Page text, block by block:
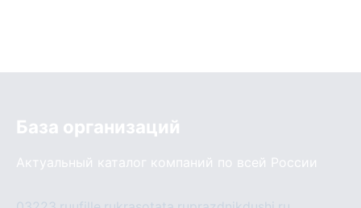
База организаций
Актуальный каталог компаний по всей России